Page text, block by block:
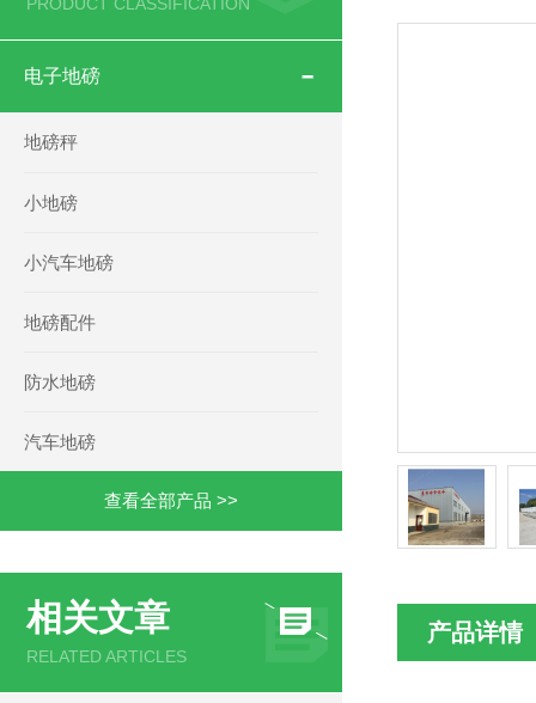
电子地磅
地磅秤
小地磅
小汽车地磅
地磅配件
防水地磅
汽车地磅
查看全部产品 >>
相关文章
RELATED ARTICLES
产品详情